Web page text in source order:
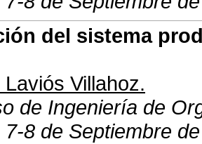
del sistema
Villahoz.
de Ingeniería de
7-8 de Septiembre